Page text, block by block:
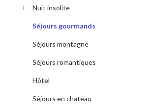
Nuit insolite
Séjours gourmands
Séjours montagne
Séjours romantiques
Hôtel
Séjours en chateau